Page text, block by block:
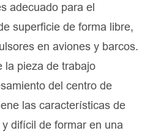
adecuado para el
superficie de forma libre,
en aviones y barcos.
la pieza de trabajo
del centro de
las características de
difícil de formar en una